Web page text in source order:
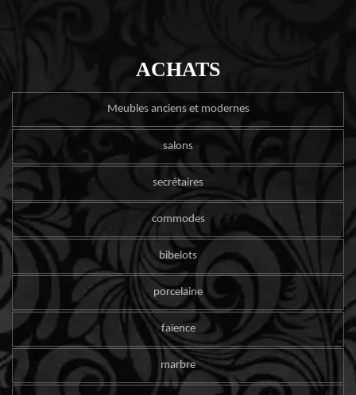
ACHATS
Meubles anciens et modernes
salons
secrétaires
commodes
bibelots
porcelaine
faïence
marbre